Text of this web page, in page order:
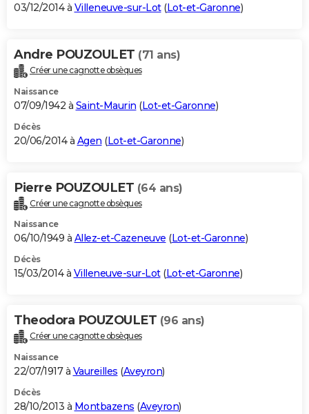
03/12/2014 à Villeneuve-sur-Lot(Lot-et-Garonne)
Andre POUZOULET (71 ans)
Créer une cagnotte obsèques
Naissance
07/09/1942 à Saint-Maurin (Lot-et-Garonne)
Décès
20/06/2014 à Agen (Lot-et-Garonne)
Pierre POUZOULET (64 ans)
Créer une cagnotte obsèques
Naissance
06/10/1949 à Allez-et-Cazeneuve (Lot-et-Garonne)
Décès
15/03/2014 à Villeneuve-sur-Lot(Lot-et-Garonne)
Theodora POUZOULET (96 ans)
Créer une cagnotte obsèques
Naissance
22/07/1917 à Vaureilles (Aveyron)
Décès
28/10/2013 à Montbazens (Aveyron)